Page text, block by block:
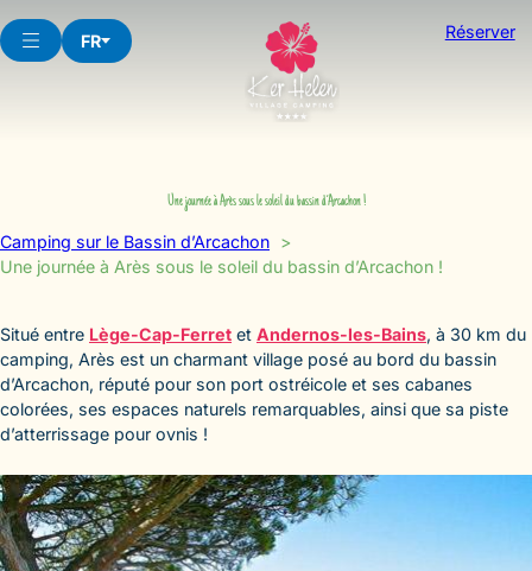
au
contenu
FR Réserver
Une journée à Arès sous le soleil du bassin d’Arcachon !
Camping sur le Bassin d’Arcachon
Une journée à Arès sous le soleil du bassin d’Arcachon !
Situé entre Lège-Cap-Ferret et Andernos-les-Bains, à 30 km du
camping, Arès est un charmant village posé au bord du bassin
d’Arcachon, réputé pour son port ostréicole et ses cabanes
colorées, ses espaces naturels remarquables, ainsi que sa piste
d’atterrissage pour ovnis !